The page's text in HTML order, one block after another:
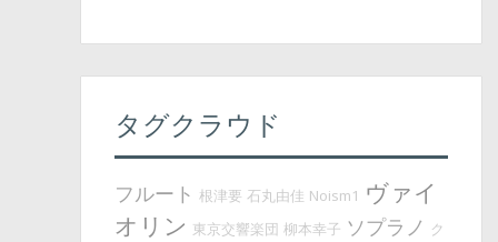
タグクラウド
フルート 根津要 石丸由佳 Noism1 ヴァイ
オリン 東京交響楽団 柳本幸子 ソプラノ ク